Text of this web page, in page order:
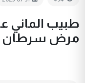
طبيب الماني
مرض سرطان